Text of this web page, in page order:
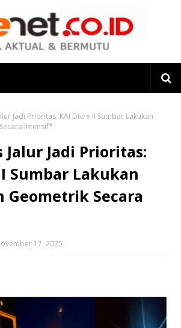
Jadi Prioritas: KAI Divre II Sumbar Lakukan
Intensif*
Jadi Prioritas:
Sumbar Lakukan
Geometrik Secara
17, 2025